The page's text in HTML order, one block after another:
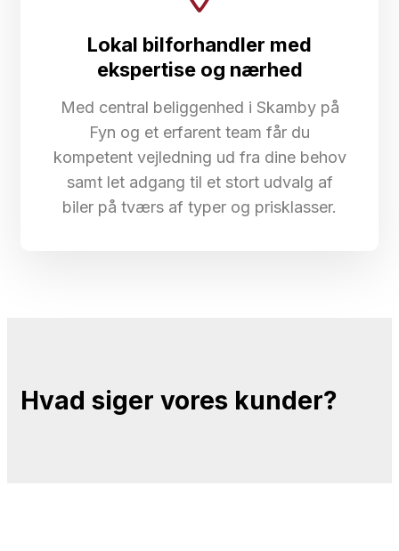
Lokal bilforhandler med
ekspertise og nærhed
Med central beliggenhed i Skamby på
Fyn og et erfarent team får du
kompetent vejledning ud fra dine behov
samt let adgang til et stort udvalg af
biler på tværs af typer og prisklasser.
Hvad siger vores kunder?